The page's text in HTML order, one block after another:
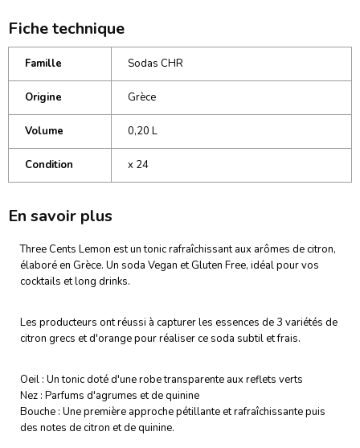
Fiche technique
Famille Sodas CHR
Origine Grèce
Volume 0,20 L
Condition x 24
En savoir plus
Three Cents Lemon est un tonic rafraîchissant aux arômes de citron,
élaboré en Grèce. Un soda Vegan et Gluten Free, idéal pour vos
cocktails et long drinks.
Les producteurs ont réussi à capturer les essences de 3 variétés de
citron grecs et d'orange pour réaliser ce soda subtil et frais.
Oeil : Un tonic doté d'une robe transparente aux reflets verts
Nez : Parfums d'agrumes et de quinine
Bouche : Une première approche pétillante et rafraîchissante puis
des notes de citron et de quinine.